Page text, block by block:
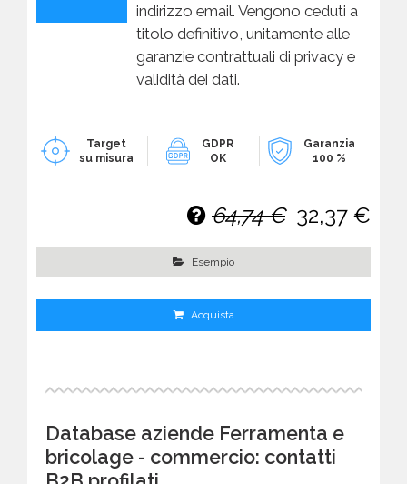
indirizzo email. Vengono ceduti a
titolo definitivo, unitamente alle
garanzie contrattuali di privacy e
validità dei dati.
Target
su misura
GDPR
OK
Garanzia
100 %
64,74 € 32,37 €
Esempio
Acquista
Database aziende Ferramenta e
bricolage - commercio: contatti